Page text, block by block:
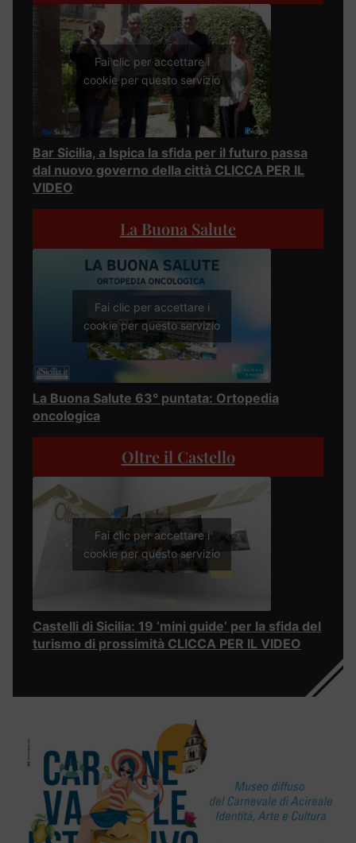
Fai clic per accettare i
cookie per questo servizio
Bar Sicilia, a Ispica la sfida per il futuro passa
dal nuovo governo della città CLICCA PER IL
VIDEO
La Buona Salute
Fai clic per accettare i
cookie per questo servizio
La Buona Salute 63° puntata: Ortopedia
oncologica
Oltre il Castello
Fai clic per accettare i
cookie per questo servizio
Castelli di Sicilia: 19 ‘mini guide’ per la sfida del
turismo di prossimità CLICCA PER IL VIDEO